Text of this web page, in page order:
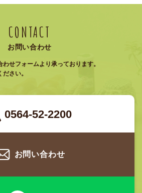
CONTACT
お問い合わせ
せフォームより承っております。
さい。
0564-52-2200
お問い合わせ